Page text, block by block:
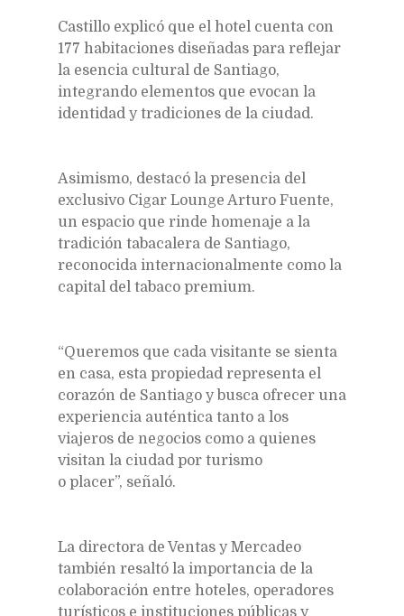
Castillo explicó que el hotel cuenta con
177 habitaciones diseñadas para reflejar
la esencia cultural de Santiago,
integrando elementos que evocan la
identidad y tradiciones de la ciudad.
Asimismo, destacó la presencia del
exclusivo Cigar Lounge Arturo Fuente,
un espacio que rinde homenaje a la
tradición tabacalera de Santiago,
reconocida internacionalmente como la
capital del tabaco premium.
“Queremos que cada visitante se sienta
en casa, esta propiedad representa el
corazón de Santiago y busca ofrecer una
experiencia auténtica tanto a los
viajeros de negocios como a quienes
visitan la ciudad por turismo
o placer”, señaló.
La directora de Ventas y Mercadeo
también resaltó la importancia de la
colaboración entre hoteles, operadores
turísticos e instituciones públicas y